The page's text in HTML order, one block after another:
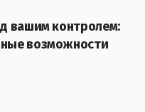
вашим контролем:
возможности